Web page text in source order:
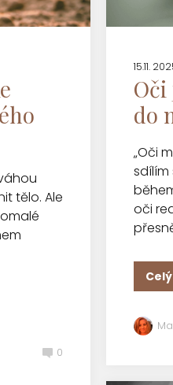
tělo. Ale
0
15.11.
do
„Oči
sdílím
oči